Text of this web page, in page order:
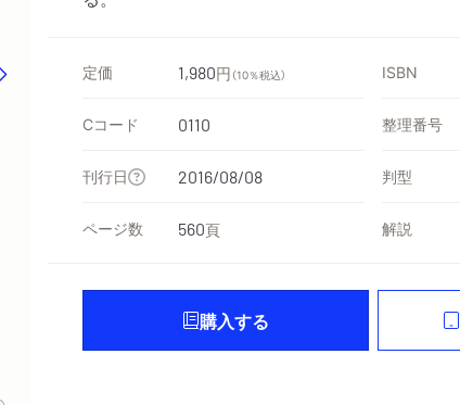
定価 1,980円 （10％税込） ISBN
Cコード 0110 整理番号
刊行日 2016/08/08 判型
ページ数 560頁 解説
購入する